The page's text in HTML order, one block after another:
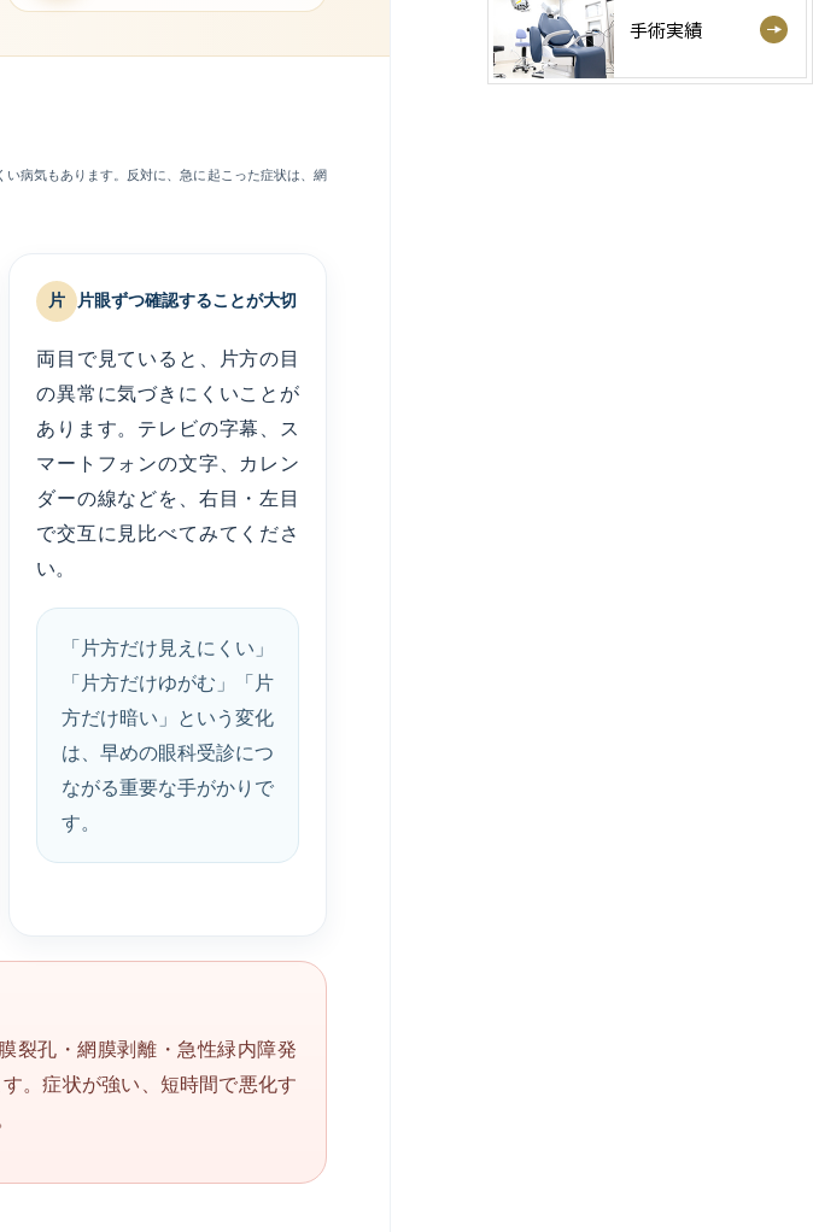
病気もあります。反対に、急に起こった症状は、網
片 片眼ずつ確認することが大切
両目で見ていると、片方の目
の異常に気づきにくいことが
あります。テレビの字幕、ス
マートフォンの文字、カレン
ダーの線などを、右目・左目
で交互に見比べてみてくださ
い。
「片方だけ見えにくい」
「片方だけゆがむ」「片
方だけ暗い」という変化
は、早めの眼科受診につ
ながる重要な手がかりで
す。
裂孔・網膜剥離・急性緑内障発
。症状が強い、短時間で悪化す
手術実績